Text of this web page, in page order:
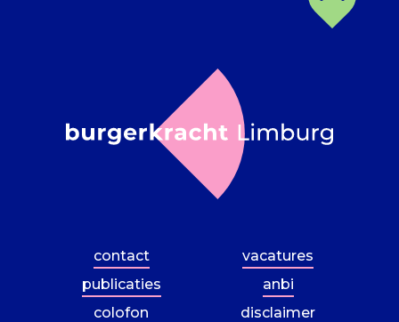
contact
vacatures
publicaties
anbi
colofon
disclaimer